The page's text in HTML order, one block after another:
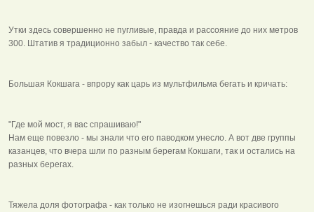
Утки здесь совершенно не пугливые, правда и рассояние до них метров
300. Штатив я традиционно забыл - качество так себе.
Большая Кокшага - впрору как царь из мультфильма бегать и кричать:
"Где мой мост, я вас спрашиваю!"
Нам еще повезло - мы знали что его паводком унесло. А вот две группы
казанцев, что вчера шли по разным берегам Кокшаги, так и остались на
разных берегах.
Тяжела доля фотографа - как только не изогнешься ради красивого